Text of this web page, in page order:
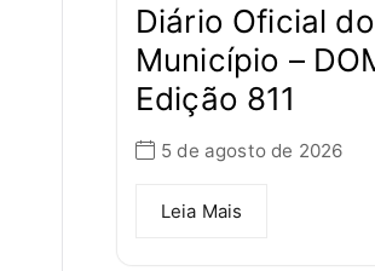
Diário Oficial do
Município –
Edição 811
5 de agosto de 2026
Leia Mais